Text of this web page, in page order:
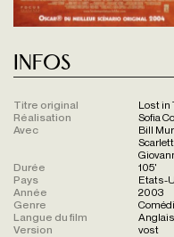
Infos
Titre original
Lost in
Réalisation
Sofia
Avec
Bill
Durée
105'
Pays
Etats-
Année
2003
Genre
Langue du film
Anglais
Version
vost